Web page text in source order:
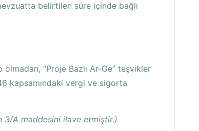
belirtilen süre içinde bağlı
“Proje Bazlı Ar-Ge” teşvikler
kapsamındaki vergi ve sigorta
3/A maddesini ilave etmiştir.)